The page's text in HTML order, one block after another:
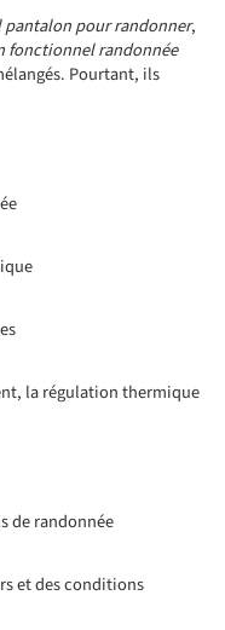
pantalon pour randonner,
fonctionnel randonnée
Pourtant, ils
la régulation thermique
de randonnée
et des conditions